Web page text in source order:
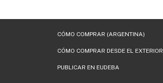
CÓMO COMPRAR (ARGENTINA)
CÓMO COMPRAR DESDE EL EXTERIOR
PUBLICAR EN EUDEBA